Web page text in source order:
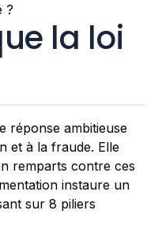
?
la loi
réponse ambitieuse
et à la fraude. Elle
remparts contre ces
instaure un
sur 8 piliers